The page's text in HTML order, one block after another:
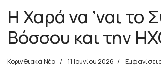
Η Χαρά να ’ναι
Βόσσου και την
Κορινθιακά Νέα 11 Ιουνίου 2026